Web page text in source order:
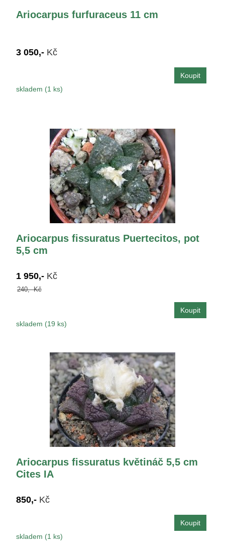
Ariocarpus furfuraceus 11 cm
3 050,- Kč
skladem (1 ks)
Ariocarpus fissuratus Puertecitos, pot
5,5 cm
1 950,- Kč
240,- Kč
skladem (19 ks)
Ariocarpus fissuratus květináč 5,5 cm
Cites IA
850,- Kč
skladem (1 ks)